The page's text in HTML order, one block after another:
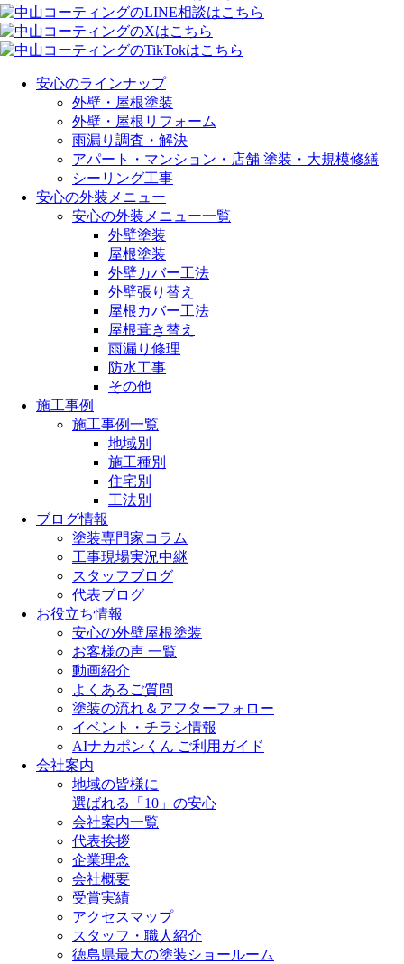
安心のラインナップ
外壁・屋根塗装
外壁・屋根リフォーム
雨漏り調査・解決
アパート・マンション・店舗 塗装・大規模修繕
シーリング工事
安心の外装メニュー
安心の外装メニュー一覧
外壁塗装
屋根塗装
外壁カバー工法
外壁張り替え
屋根カバー工法
屋根葺き替え
雨漏り修理
防水工事
その他
施工事例
施工事例一覧
地域別
施工種別
住宅別
工法別
ブログ情報
塗装専門家コラム
工事現場実況中継
スタッフブログ
代表ブログ
お役立ち情報
安心の外壁屋根塗装
お客様の声 一覧
動画紹介
よくあるご質問
塗装の流れ＆アフターフォロー
イベント・チラシ情報
AIナカポンくん ご利用ガイド
会社案内
地域の皆様に
選ばれる「10」の安心
会社案内一覧
代表挨拶
企業理念
会社概要
受賞実績
アクセスマップ
スタッフ・職人紹介
徳島県最大の塗装ショールーム